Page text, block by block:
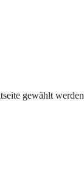
gewählt werden